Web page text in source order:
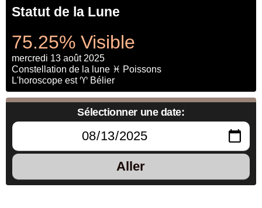
Statut de la Lune
75.25% Visible
mercredi 13 août 2025
Constellation de la lune ♓ Poissons
L'horoscope est ♈ Bélier
Sélectionner une date:
Aller